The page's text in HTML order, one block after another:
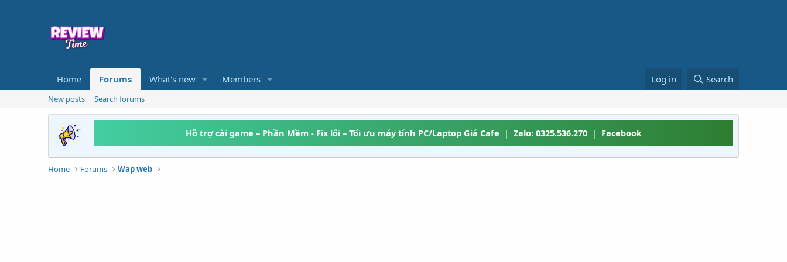
Home Forums What's new Members Log in Search
New posts Search forums
Hỗ trợ cài game – Phần Mềm - Fix lỗi – Tối ưu máy tính PC/Laptop Giá Cafe | Zalo: 0325.536.270 | Facebook
Home Forums Wap web